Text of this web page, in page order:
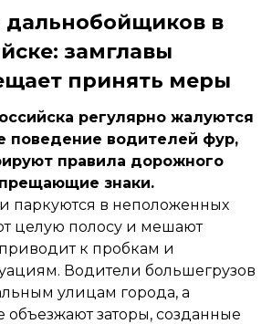
дальнобойщиков в
замглавы
принять меры
регулярно жалуются
поведение водителей фур,
правила дорожного
знаки.
паркуются в неположенных
целую полосу и мешают
к пробкам и
Водители большегрузов
улицам города, а
объезжают заторы, созданные